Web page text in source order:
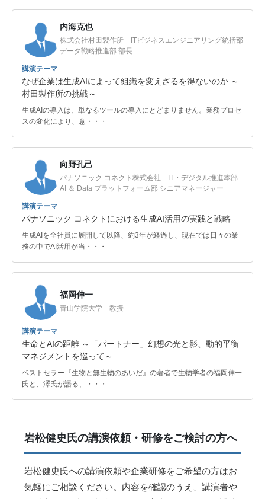
内海克也
株式会社村田製作所 ITビジネスエンジニアリング統括部
データ戦略推進部 部長
講演テーマ
なぜ企業は生成AIによって組織を変えざるを得ないのか ～
村田製作所の挑戦～
生成AIの導入は、単なるツールの導入にとどまりません。業務プロセ
スの変化により、意・・・
向野孔己
パナソニック コネクト株式会社 IT・デジタル推進本部
AI ＆ Data プラットフォーム部 シニアマネージャー
講演テーマ
パナソニック コネクトにおける生成AI活用の実践と戦略
生成AIを全社員に展開して以降、約3年が経過し、現在では日々の業
務の中でAI活用が当・・・
福岡伸一
青山学院大学 教授
講演テーマ
生命とAIの距離 ～「パートナー」幻想の光と影、動的平衡
マネジメントを巡って～
ベストセラー『生物と無生物のあいだ』の著者で生物学者の福岡伸一
氏と、澤氏が語る、・・・
岩松健史氏の講演依頼・研修をご検討の方へ
岩松健史氏への講演依頼や企業研修をご希望の方はお
気軽にご相談ください。内容を確認のうえ、講演者や